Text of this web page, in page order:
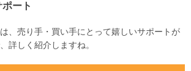
ート
、売り手・買い手にとって嬉しいサポートが
詳しく紹介しますね。